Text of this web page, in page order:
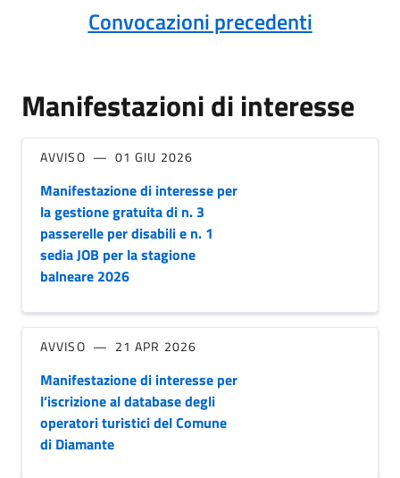
Convocazioni precedenti
Manifestazioni di interesse
AVVISO 01 GIU 2026
Manifestazione di interesse per
la gestione gratuita di n. 3
passerelle per disabili e n. 1
sedia JOB per la stagione
balneare 2026
AVVISO 21 APR 2026
Manifestazione di interesse per
l’iscrizione al database degli
operatori turistici del Comune
di Diamante